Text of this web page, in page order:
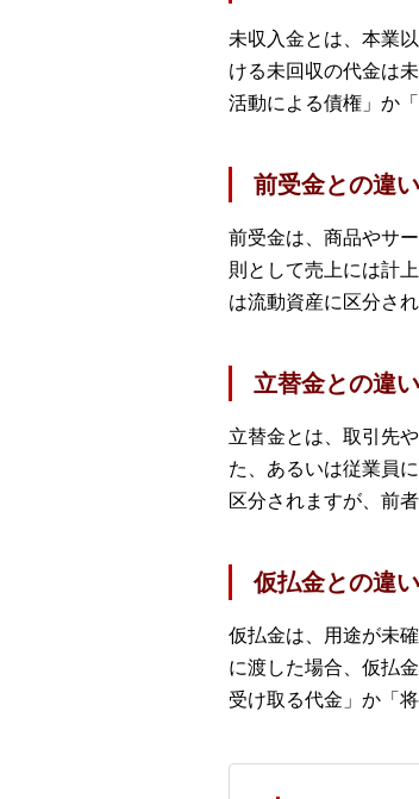
未収入金とは、本業
ける未回収の代金は
活動による債権」か
前受金との違い
前受金は、商品やサ
則として売上には計
は流動資産に区分さ
立替金との違い
立替金とは、取引先
た、あるいは従業員
区分されますが、前
仮払金との違い
仮払金は、用途が未
に渡した場合、仮払
受け取る代金」か「